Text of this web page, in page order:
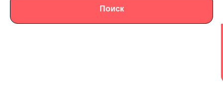
Поиск